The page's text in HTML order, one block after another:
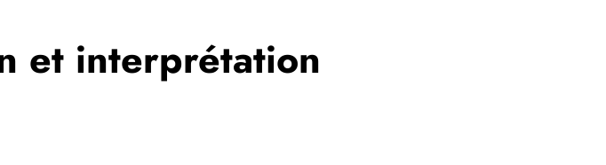
et interprétation